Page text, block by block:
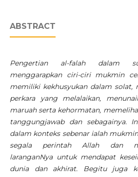
ABSTRACT
Pengertian al-falah dalam
menggarapkan ciri-ciri mukmin
memiliki kekhusyukan dalam solat,
perkara yang melalaikan,
maruah serta kehormatan,
tanggungjawab dan sebagainya.
dalam konteks sebenar ialah
segala perintah Allah dan
laranganNya untuk mendapat
dunia dan akhirat. Begitu juga